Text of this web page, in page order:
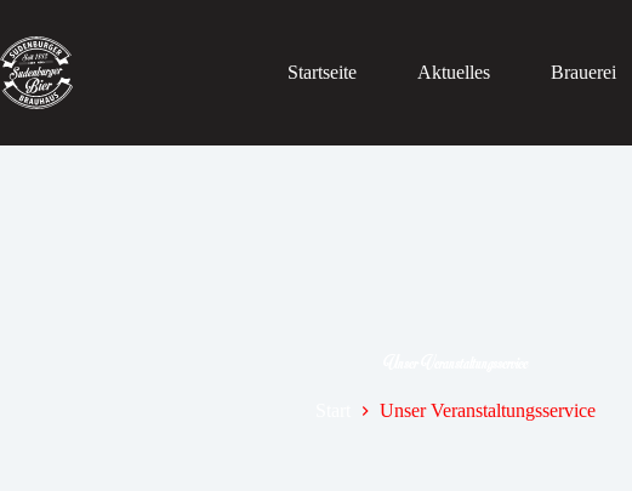
Startseite Aktuelles Brauerei
Unser Veranstaltungsservice